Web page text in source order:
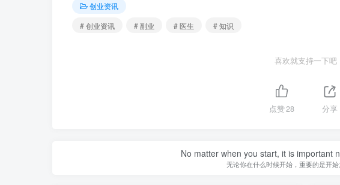
创业资讯
# 创业资讯
# 副业 # 医生 # 知识
喜欢就支持一下吧
点赞28 分享
No matter when you start, it is important
无论你在什么时候开始，重要的是开